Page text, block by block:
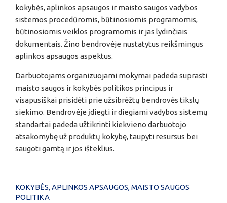
kokybės, aplinkos apsaugos ir maisto saugos vadybos
sistemos procedūromis, būtinosiomis programomis,
būtinosiomis veiklos programomis ir jas lydinčiais
dokumentais. Žino bendrovėje nustatytus reikšmingus
aplinkos apsaugos aspektus.
Darbuotojams organizuojami mokymai padeda suprasti
maisto saugos ir kokybės politikos principus ir
visapusiškai prisidėti prie užsibrėžtų bendrovės tikslų
siekimo. Bendrovėje įdiegti ir diegiami vadybos sistemų
standartai padeda užtikrinti kiekvieno darbuotojo
atsakomybę už produktų kokybę, taupyti resursus bei
saugoti gamtą ir jos išteklius.
KOKYBĖS, APLINKOS APSAUGOS, MAISTO SAUGOS
POLITIKA